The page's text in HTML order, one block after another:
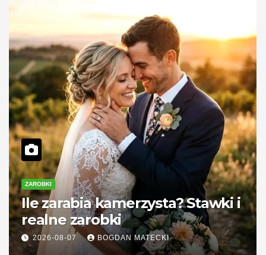
ZAROBKI
Ile zarabia kamerzysta? Stawki i
realne zarobki
2026-08-07 BOGDAN MATECKI